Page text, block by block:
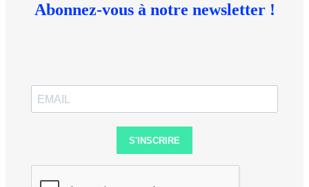
Abonnez-vous à notre newsletter !
S'INSCRIRE